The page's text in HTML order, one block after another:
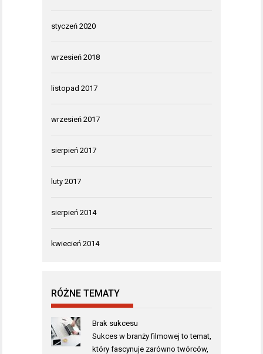
styczeń 2020
wrzesień 2018
listopad 2017
wrzesień 2017
sierpień 2017
luty 2017
sierpień 2014
kwiecień 2014
RÓŻNE TEMATY
Brak sukcesu
Sukces w branży filmowej to temat,
który fascynuje zarówno twórców,